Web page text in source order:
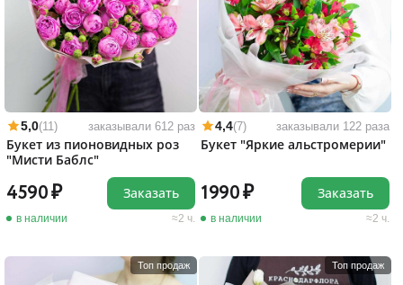
5,0(11) заказывали 612 раз
Букет из пионовидных роз
"Мисти Баблс"
4590
в наличии 2 ч.
Заказать
4,4(7) заказывали 122 раза
Букет "Яркие альстромерии"
1990
в наличии 2 ч.
Заказать
Топ продаж Топ продаж